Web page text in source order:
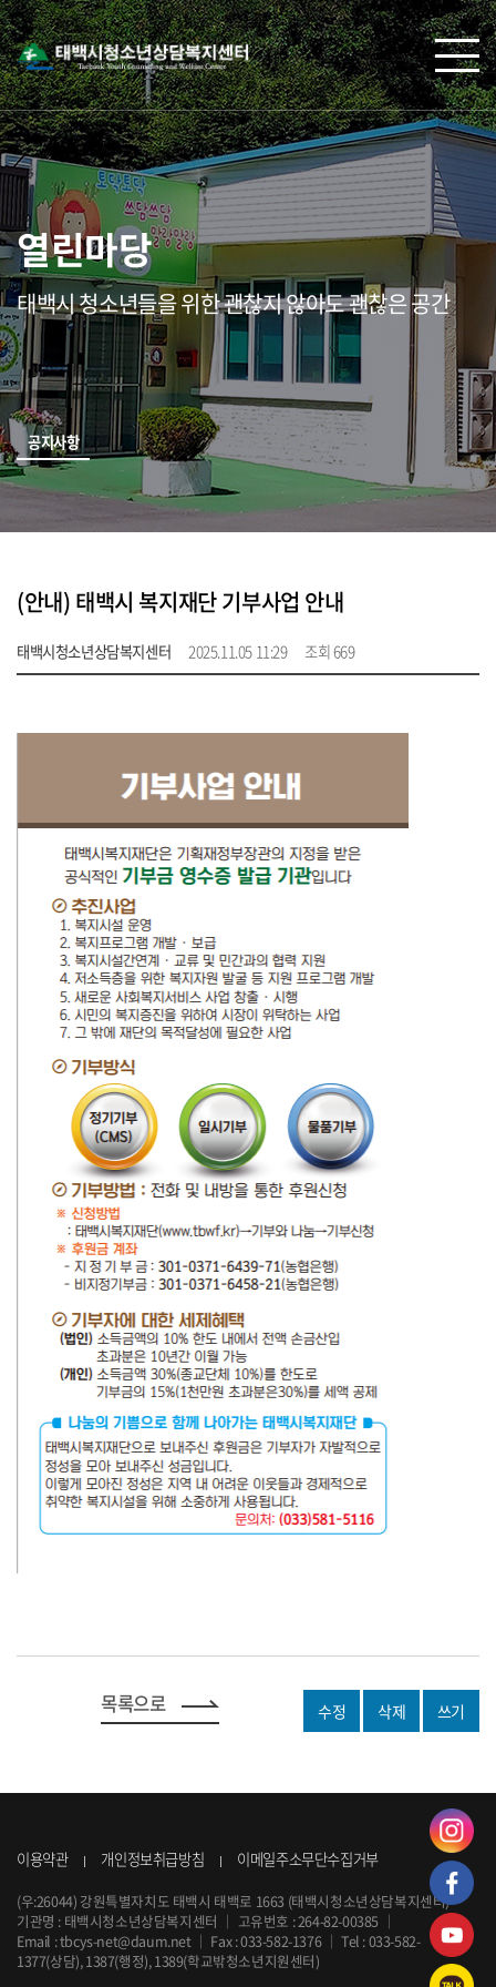
열린마당
태백시 청소년들을 위한 괜찮지 않아도 괜찮은 공간
공지사항
(안내) 태백시 복지재단 기부사업 안내
태백시청소년상담복지센터 2025.11.05 11:29 조회 669
목록으로 수정 삭제 쓰기
이용약관 개인정보취급방침
이메일주소무단수집거부
(우:26044) 강원특별자치도 태백시 태백로 1663 (태백시청소년상담복지센터)
기관명 : 태백시청소년상담복지센터 ｜ 고유번호 : 264-82-00385 ｜
Email :tbcys-net@daum.net ｜ Fax : 033-582-1376｜Tel :033-582-
1377(상담), 1387(행정), 1389(학교밖청소년지원센터)